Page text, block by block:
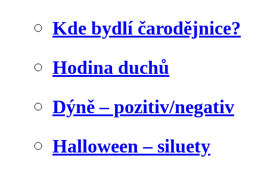
Kde bydlí čarodějnice?
Hodina duchů
Dýně – pozitiv/negativ
Halloween – siluety